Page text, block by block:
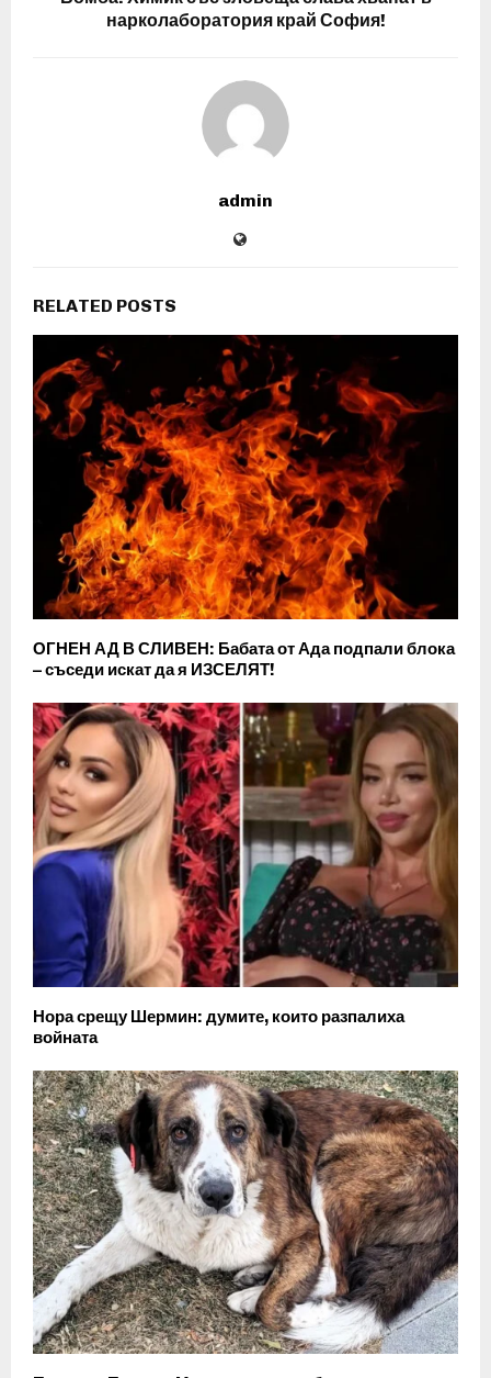
нарколаборатория край София!
admin
RELATED POSTS
ОГНЕН АД В СЛИВЕН: Бабата от Ада подпали блока
– съседи искат да я ИЗСЕЛЯТ!
Нора срещу Шермин: думите, които разпалиха
войната